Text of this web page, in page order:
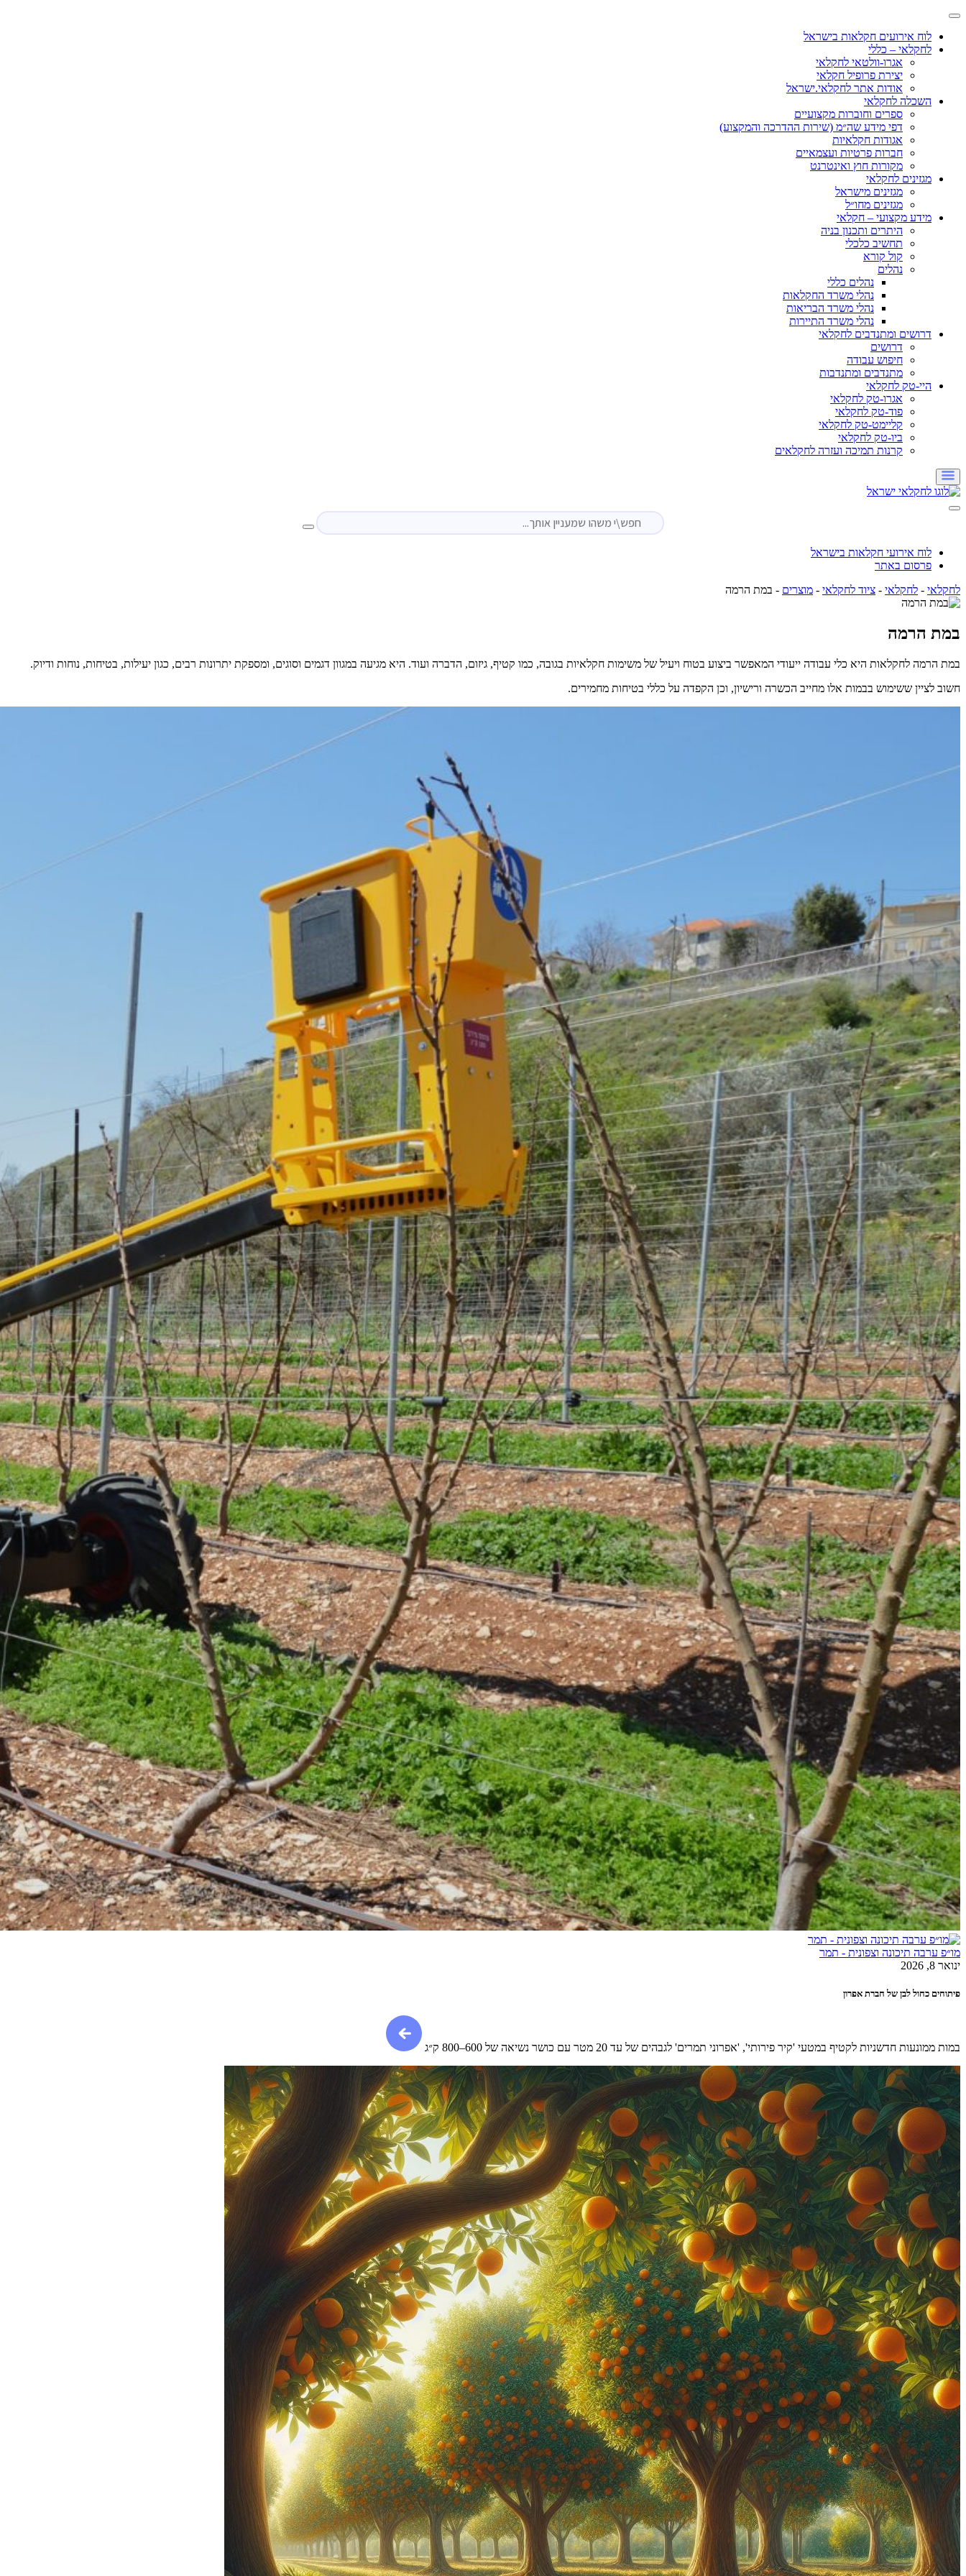
לוח אירועים חקלאות בישראל
לחקלאי – כללי
אגרו-וולטאי לחקלאי
יצירת פרופיל חקלאי
אודות אתר לחקלאי.ישראל
השכלה לחקלאי
ספרים וחוברות מקצועיים
דפי מידע שה״מ (שירות ההדרכה והמקצוע)
אגודות חקלאיות
חברות פרטיות ועצמאיים
מקורות חוץ ואינטרנט
מגזינים לחקלאי
מגזינים מישראל
מגזינים מחו״ל
מידע מקצועי – חקלאי
היתרים ותכנון בניה
תחשיב כלכלי
קול קורא
נהלים
נהלים כללי
נהלי משרד החקלאות
נהלי משרד הבריאות
נהלי משרד התיירות
דרושים ומתנדבים לחקלאי
דרושים
חיפוש עבודה
מתנדבים ומתנדבות
היי-טק לחקלאי
אגרו-טק לחקלאי
פוד-טק לחקלאי
קליימט-טק לחקלאי
ביו-טק לחקלאי
קרנות תמיכה ועזרה לחקלאים
לוח אירועי חקלאות בישראל
פרסום באתר
לחקלאי - לחקלאי - ציוד לחקלאי - מוצרים - במת הרמה
במת הרמה
במת הרמה לחקלאות היא כלי עבודה ייעודי המאפשר ביצוע בטוח ויעיל של משימות חקלאיות בגובה, כמו קטיף, גיזום, הדברה ועוד. היא מגיעה במגוון דגמים וסוגים, ומספקת יתרונות רבים, כגון יעילות, בטיחות, נוחות ודיוק.
חשוב לציין ששימוש בבמות אלו מחייב הכשרה ורישיון, וכן הקפדה על כללי בטיחות מחמירים.
מו״פ ערבה תיכונה וצפונית - תמר
ינואר 8, 2026
פיתוחים כחול לבן של חברת אפרון
במות ממונעות חדשניות לקטיף במטעי 'קיר פירותי', 'אפרוני תמרים' לגבהים של עד 20 מטר עם כושר נשיאה של 600–800 ק״ג